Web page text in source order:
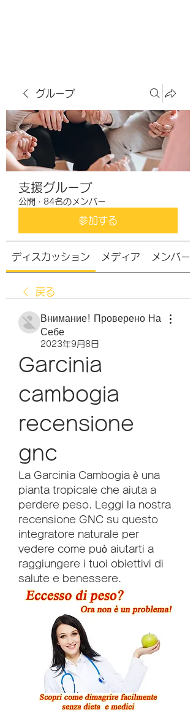
グループ
支援グループ
公開 · 84名のメンバー
参加する
ディスカッション メディア メンバー
戻る
Внимание! Проверено На
Себе
2023年9月8日
Garcinia
cambogia
recensione
gnc
La Garcinia Cambogia è una
pianta tropicale che aiuta a
perdere peso. Leggi la nostra
recensione GNC su questo
integratore naturale per
vedere come può aiutarti a
raggiungere i tuoi obiettivi di
salute e benessere.